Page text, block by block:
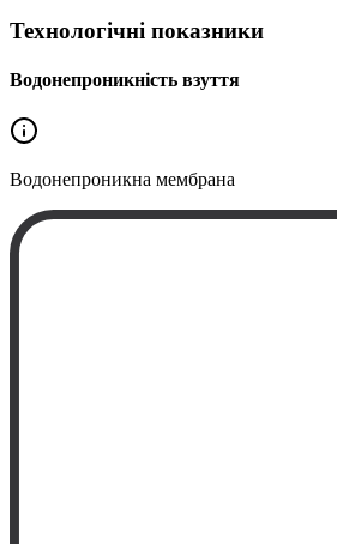
Технологічні показники
Водонепроникність взуття
Водонепроникна мембрана